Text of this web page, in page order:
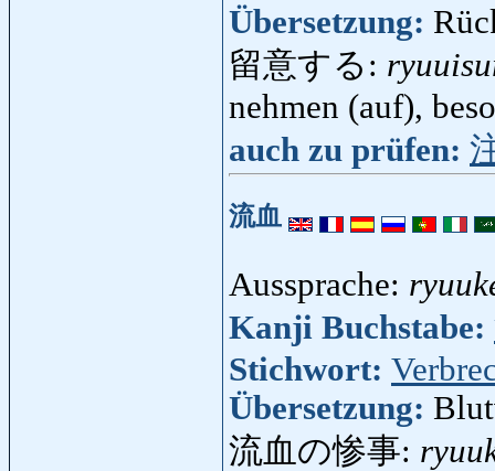
Übersetzung:
留意する:
nehmen (auf),
auch zu prüfen:
流血
Aussprache:
Kanji Buchstabe:
Stichwort:
Übersetzung:
流血の惨事: